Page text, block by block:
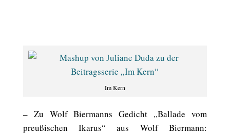
Im Kern
– Zu Wolf Biermanns Gedicht „Ballade vom
preußischen Ikarus“ aus Wolf Biermann: